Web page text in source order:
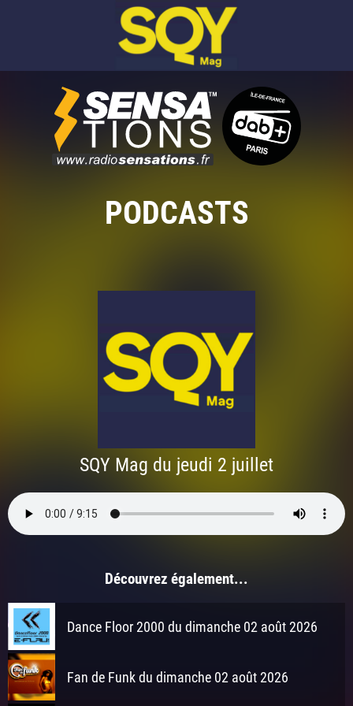
PODCASTS
SQY Mag du jeudi 2 juillet
Découvrez également...
Dance Floor 2000 du dimanche 02 août 2026
Fan de Funk du dimanche 02 août 2026